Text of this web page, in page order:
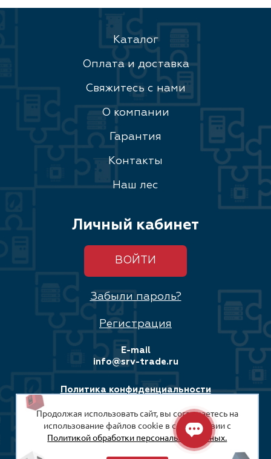
Каталог
Оплата и доставка
Свяжитесь с нами
О компании
Гарантия
Контакты
Наш лес
Личный кабинет
ВОЙТИ
Забыли пароль?
Регистрация
E-mail
info@srv-trade.ru
Политика конфиденциальности
Соглашение на обработку персональных данных
© 2008-2026
ООО «СРВ-Трейд»
Продолжая использовать сайт, вы соглашаетесь на
использование файлов cookie в соответствии с
Политикой обработки персональных данных.